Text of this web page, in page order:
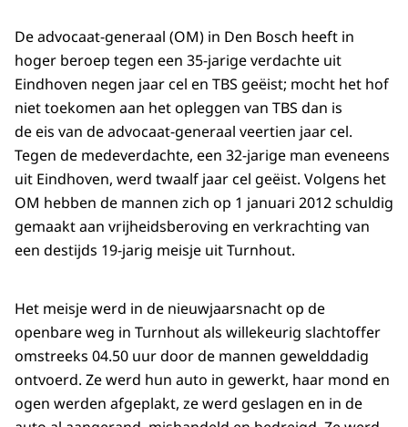
De advocaat-generaal (OM) in Den Bosch heeft in
hoger beroep tegen een 35-jarige verdachte uit
Eindhoven negen jaar cel en TBS geëist; mocht het hof
niet toekomen aan het opleggen van TBS dan is
de eis van de advocaat-generaal veertien jaar cel.
Tegen de medeverdachte, een 32-jarige man eveneens
uit Eindhoven, werd twaalf jaar cel geëist. Volgens het
OM hebben de mannen zich op 1 januari 2012 schuldig
gemaakt aan vrijheidsberoving en verkrachting van
een destijds 19-jarig meisje uit Turnhout.
Het meisje werd in de nieuwjaarsnacht op de
openbare weg in Turnhout als willekeurig slachtoffer
omstreeks 04.50 uur door de mannen gewelddadig
ontvoerd. Ze werd hun auto in gewerkt, haar mond en
ogen werden afgeplakt, ze werd geslagen en in de